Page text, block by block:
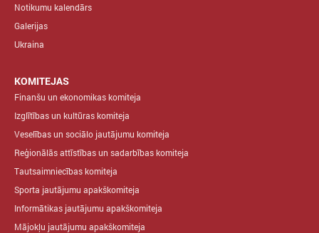
Notikumu kalendārs
Galerijas
Ukraina
KOMITEJAS
Finanšu un ekonomikas komiteja
Izglītības un kultūras komiteja
Veselības un sociālo jautājumu komiteja
Reģionālās attīstības un sadarbības komiteja
Tautsaimniecības komiteja
Sporta jautājumu apakškomiteja
Informātikas jautājumu apakškomiteja
Mājokļu jautājumu apakškomiteja